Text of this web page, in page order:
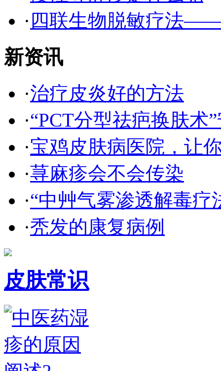
· 四联生物脱敏疗法
新资讯
·治疗皮炎好的方法
·“PCT分型祛疤换肤术
·宝鸡皮肤病医院，让
·荨麻疹会不会传染
·“中艸气雾渗透解毒疗
·秃发的康复病例
皮肤常识